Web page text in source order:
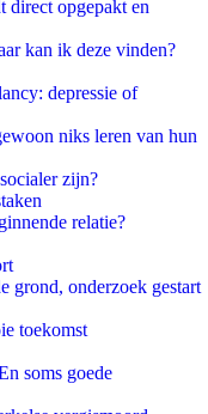
direct opgepakt en
kan ik deze vinden?
depressie of
niks leren van hun
zijn?
relatie?
grond, onderzoek gestart
toekomst
soms goede